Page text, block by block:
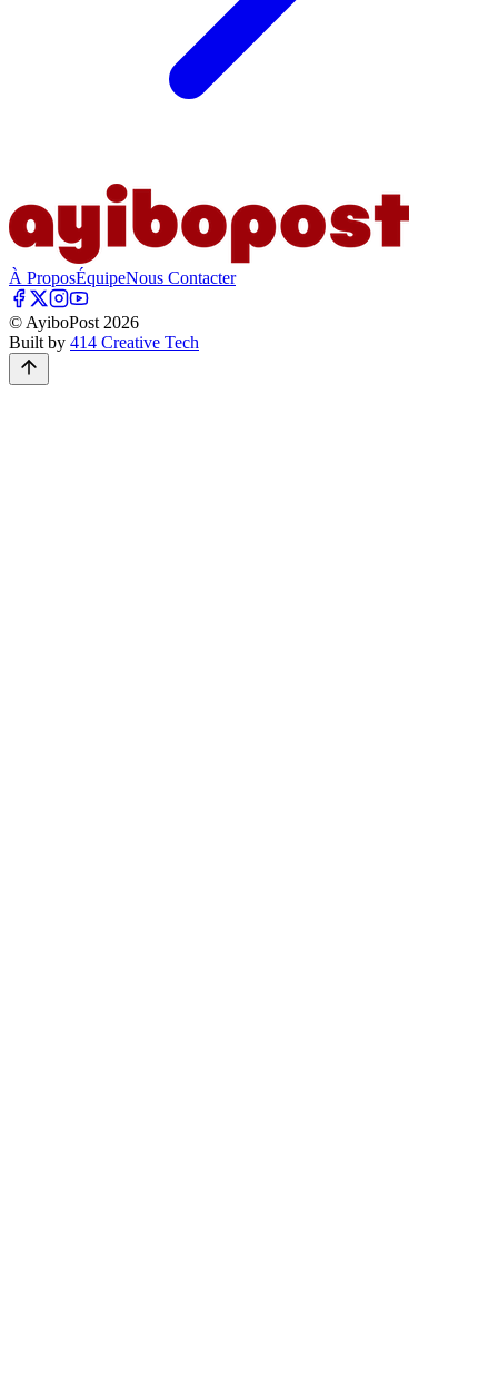
À ProposÉquipeNous Contacter
© AyiboPost2026
Built by 414 Creative Tech